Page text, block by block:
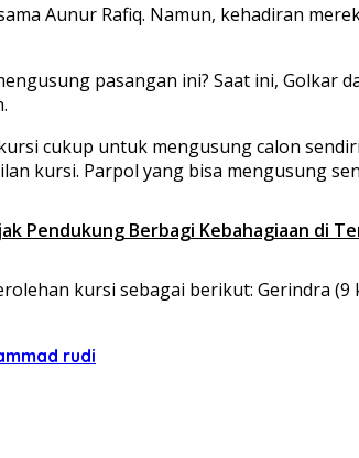
Aunur Rafiq. Namun, kehadiran
pasangan ini? Saat ini, Golkar
cukup untuk mengusung calon
kursi. Parpol yang bisa mengusung
Pendukung Berbagi Kebahagiaan di
kursi sebagai berikut: Gerindra (9
rudi